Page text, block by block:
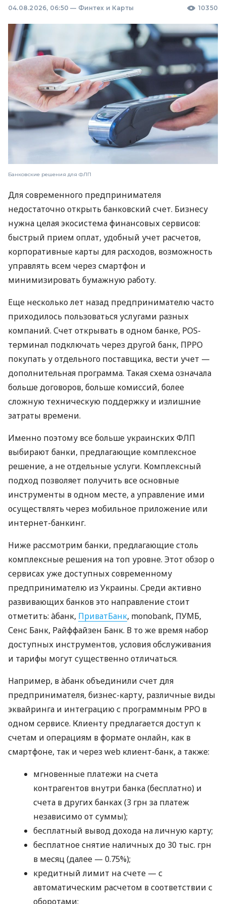
04.08.2026, 06:50 — Финтех и Карты 10350
Банковские решения для ФЛП
Для современного предпринимателя
недостаточно открыть банковский счет. Бизнесу
нужна целая экосистема финансовых сервисов:
быстрый прием оплат, удобный учет расчетов,
корпоративные карты для расходов, возможность
управлять всем через смартфон и
минимизировать бумажную работу.
Еще несколько лет назад предпринимателю часто
приходилось пользоваться услугами разных
компаний. Счет открывать в одном банке, POS-
терминал подключать через другой банк, ПРРО
покупать у отдельного поставщика, вести учет —
дополнительная программа. Такая схема означала
больше договоров, больше комиссий, более
сложную техническую поддержку и излишние
затраты времени.
Именно поэтому все больше украинских ФЛП
выбирают банки, предлагающие комплексное
решение, а не отдельные услуги. Комплексный
подход позволяет получить все основные
инструменты в одном месте, а управление ими
осуществлять через мобильное приложение или
интернет-банкинг.
Ниже рассмотрим банки, предлагающие столь
комплексные решения на топ уровне. Этот обзор о
сервисах уже доступных современному
предпринимателю из Украины. Среди активно
развивающих банков это направление стоит
отметить: àбанк, ПриватБанк, monobank, ПУМБ,
Сенс Банк, Райффайзен Банк. В то же время набор
доступных инструментов, условия обслуживания
и тарифы могут существенно отличаться.
Например, в àбанк объединили счет для
предпринимателя, бизнес-карту, различные виды
эквайринга и интеграцию с программным РРО в
одном сервисе. Клиенту предлагается доступ к
счетам и операциям в формате онлайн, как в
смартфоне, так и через web клиент-банк, а также:
мгновенные платежи на счета
контрагентов внутри банка (бесплатно) и
счета в других банках (3 грн за платеж
независимо от суммы);
бесплатный вывод дохода на личную карту;
бесплатное снятие наличных до 30 тыс. грн
в месяц (далее — 0.75%);
кредитный лимит на счете — с
автоматическим расчетом в соответствии с
оборотами;